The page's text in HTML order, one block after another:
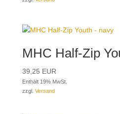
MHC Half-Zip
39,25 EUR
Enthält 19% MwSt.
zzgl. Versand